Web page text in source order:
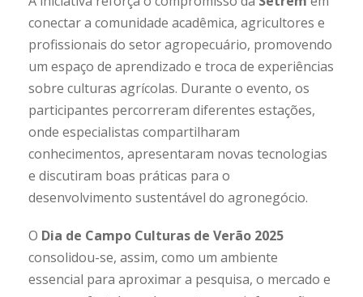
conectar a comunidade acadêmica, agricultores e
profissionais do setor agropecuário, promovendo
um espaço de aprendizado e troca de experiências
sobre culturas agrícolas. Durante o evento, os
participantes percorreram diferentes estações,
onde especialistas compartilharam
conhecimentos, apresentaram novas tecnologias
e discutiram boas práticas para o
desenvolvimento sustentável do agronegócio.
O Dia de Campo Culturas de Verão 2025
consolidou-se, assim, como um ambiente
essencial para aproximar a pesquisa, o mercado e